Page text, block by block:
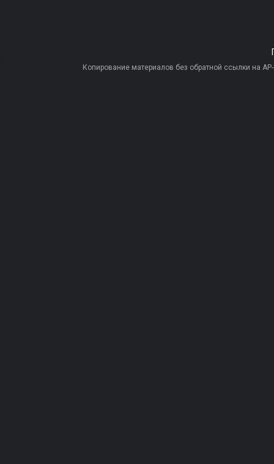
Копирование материалов без обратной ссылки на